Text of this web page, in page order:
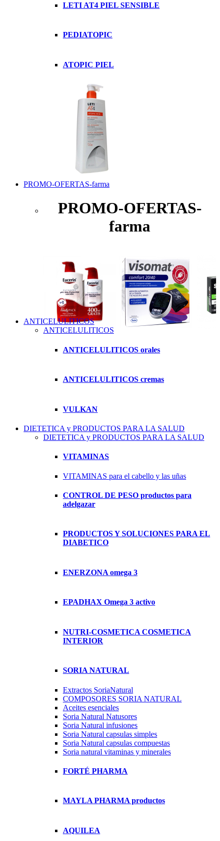
LETI AT4 PIEL SENSIBLE
PEDIATOPIC
ATOPIC PIEL
PROMO-OFERTAS-farma
PROMO-OFERTAS-
farma
ANTICELULITICOS
ANTICELULITICOS
ANTICELULITICOS orales
ANTICELULITICOS cremas
VULKAN
DIETETICA y PRODUCTOS PARA LA SALUD
DIETETICA y PRODUCTOS PARA LA SALUD
VITAMINAS
VITAMINAS para el cabello y las uñas
CONTROL DE PESO productos para
adelgazar
PRODUCTOS Y SOLUCIONES PARA EL
DIABETICO
ENERZONA omega 3
EPADHAX Omega 3 activo
NUTRI-COSMETICA COSMETICA
INTERIOR
SORIA NATURAL
Extractos SoriaNatural
COMPOSORES SORIA NATURAL
Aceites esenciales
Soria Natural Natusores
Soria Natural infusiones
Soria Natural capsulas simples
Soria Natural capsulas compuestas
Soria natural vitaminas y minerales
FORTÉ PHARMA
MAYLA PHARMA productos
AQUILEA